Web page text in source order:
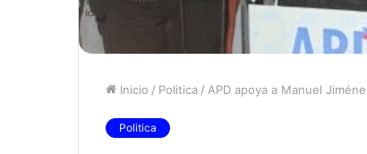
Inicio / Politica / APD apoya a Manuel
Politica